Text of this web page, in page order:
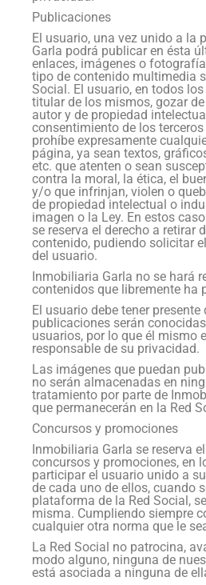
Publicaciones
El usuario, una vez unido a la
Garla podrá publicar en ésta
enlaces, imágenes o
tipo de contenido multimedia
Social. El usuario, en todos los
titular de los mismos, gozar
autor y de propiedad
consentimiento de los
prohíbe expresamente
página, ya sean textos,
etc. que atenten o sean
contra la moral, la ética, el
y/o que infrinjan, violen o
de propiedad intelectual o
imagen o la Ley. En estos
se reserva el derecho a retirar
contenido, pudiendo solicitar
del usuario.
Inmobiliaria Garla no se hará
contenidos que libremente ha
El usuario debe tener presente
publicaciones serán
usuarios, por lo que él mismo
responsable de su privacidad.
Las imágenes que puedan
no serán almacenadas en
tratamiento por parte de
que permanecerán en la Red
Concursos y promociones
Inmobiliaria Garla se reserva
concursos y promociones, en
participar el usuario unido a
de cada uno de ellos, cuando
plataforma de la Red Social,
misma. Cumpliendo siempre
cualquier otra norma que le
La Red Social no patrocina,
modo alguno, ninguna de
está asociada a ninguna de